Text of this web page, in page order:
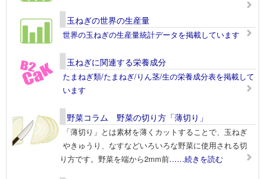
玉ねぎの世界の生産量
世界の玉ねぎの生産量統計データを掲載しています
玉ねぎに関連する栄養成分
たまねぎ類/たまねぎ/りん茎/生の栄養成分表を掲載して
います
野菜コラム 野菜の切り方「薄切り」
「薄切り」とは素材を薄くカットすることで、玉ねぎ
やきゅうり、なすなどいろいろな野菜に使用される切
り方です。野菜を端から2mm前……続きを読む